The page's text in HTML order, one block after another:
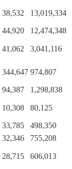
38,532 13,019,334
44,920 12,474,348
41,062 3,041,116
344,647 974,807
94,387 1,298,838
10,308 80,125
33,785
498,350
32,346 755,208
28,715 606,013